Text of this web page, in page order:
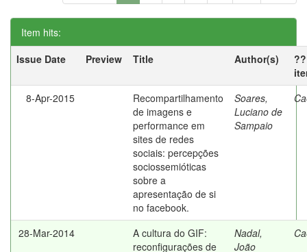
Item hits:
Issue Date
Preview Title Author(s)
8-Apr-2015
Recompartilhamento
de imagens e
performance em
sites de redes
sociais: percepções
sociossemióticas
sobre a
apresentação de si
no facebook.
Soares,
Luciano de
Sampaio
28-Mar-2014
A cultura do GIF:
reconfigurações de
Nadal,
João